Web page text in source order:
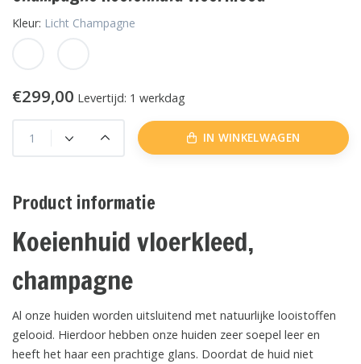
Kleur: Licht Champagne
€299,00 Levertijd: 1 werkdag
IN WINKELWAGEN
Product informatie
Koeienhuid vloerkleed,
champagne
Al onze huiden worden uitsluitend met natuurlijke looistoffen
gelooid. Hierdoor hebben onze huiden zeer soepel leer en
heeft het haar een prachtige glans. Doordat de huid niet